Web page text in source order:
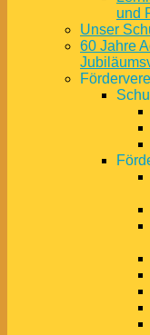
und
Unser
60 Jahre